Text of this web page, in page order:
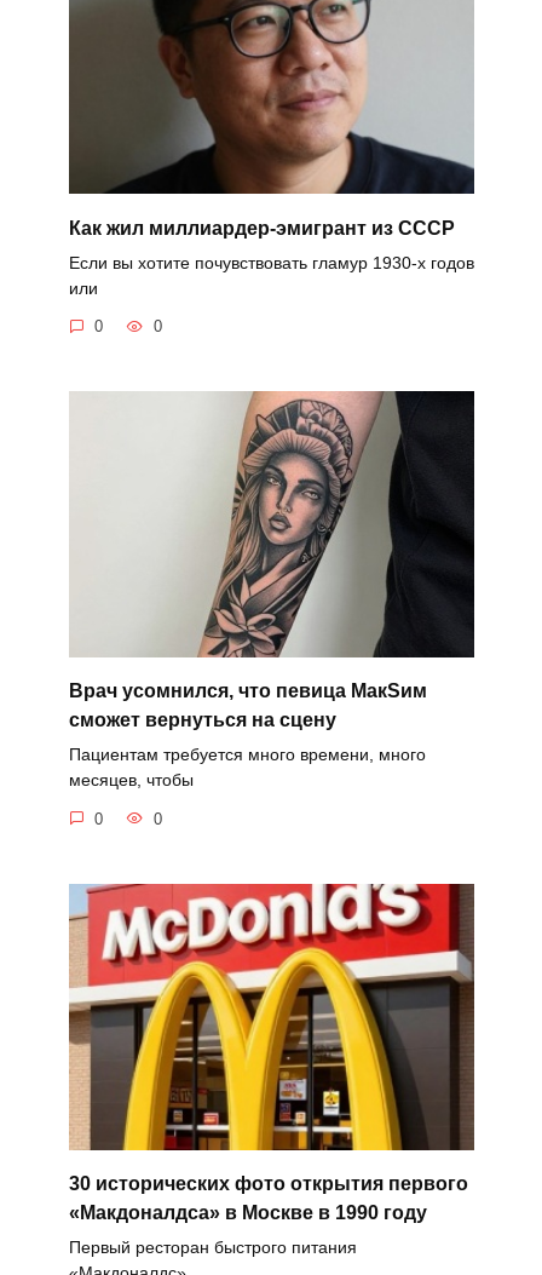
Как жил миллиардер-эмигрант из СССР
Если вы хотите почувствовать гламур 1930-х годов
или
0 0
Врач усомнился, что певица MaкSим
сможет вернуться на сцену
Пациентам требуется много времени, много
месяцев, чтобы
0 0
30 исторических фото открытия первого
«Макдоналдса» в Москве в 1990 году
Первый ресторан быстрого питания